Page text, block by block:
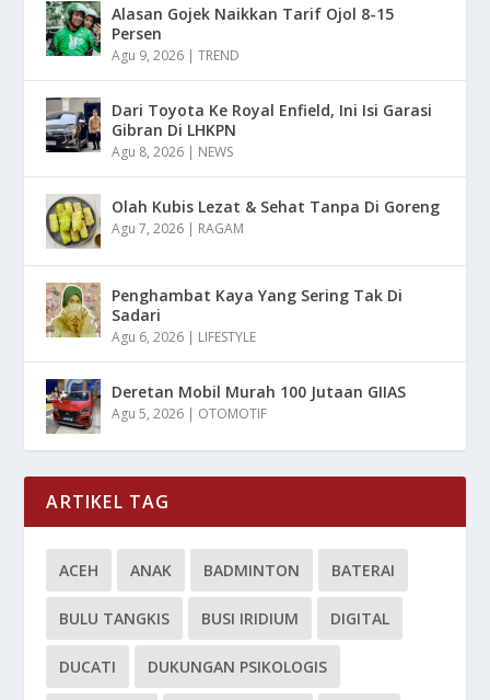
Alasan Gojek Naikkan Tarif Ojol 8-15
Persen
Agu 9, 2026 |TREND
Dari Toyota Ke Royal Enfield, Ini Isi Garasi
Gibran Di LHKPN
Agu 8, 2026 | NEWS
Olah Kubis Lezat & Sehat Tanpa Di Goreng
Agu 7, 2026 | RAGAM
Penghambat Kaya Yang Sering Tak Di
Sadari
Agu 6, 2026 | LIFESTYLE
Deretan Mobil Murah 100 Jutaan GIIAS
Agu 5, 2026 | OTOMOTIF
ARTIKEL TAG
ACEH ANAK BADMINTON BATERAI
BULU TANGKIS BUSI IRIDIUM DIGITAL
DUCATI DUKUNGAN PSIKOLOGIS